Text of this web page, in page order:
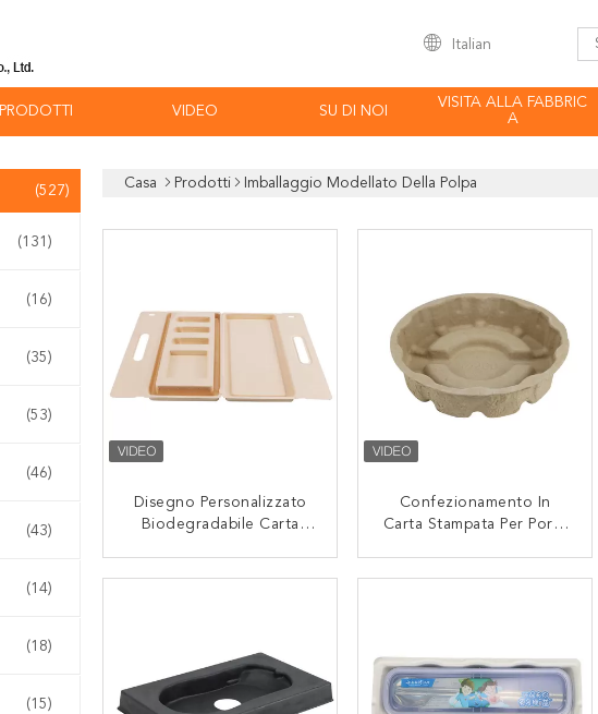
Italian
PRODOTTI VIDEO SU DI NOI
VISITA ALLA FABBRIC
A
(527)
(131)
(16)
(35)
(53)
(46)
(43)
(14)
(18)
(15)
Casa Prodotti Imballaggio Modellato Della Polpa
Disegno Personalizzato
Biodegradabile Carta
CONTATTACI
Confezionamento In
Carta Stampata Per Porta
CONTATTACI